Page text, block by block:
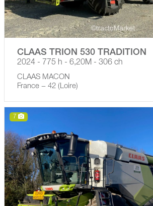
CLAAS TRION 530 TRADITION
2024 - 775 h - 6,20M - 306 ch
CLAAS MACON
France − 42 (Loire)
7